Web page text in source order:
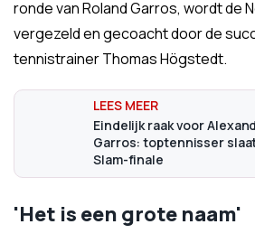
ronde van Roland Garros, wordt de
vergezeld en gecoacht door de
tennistrainer Thomas Högstedt.
Eindelijk raak voor
Garros: toptennisser
Slam-finale
'Het is een grote naam'